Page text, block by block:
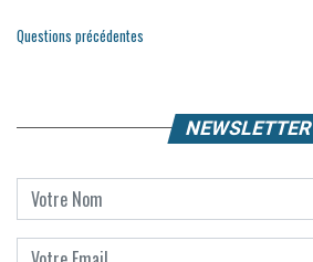
Questions précédentes
NEWSLETTER